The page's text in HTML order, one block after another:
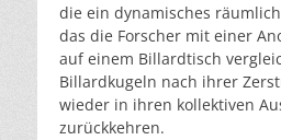
die ein dynamisches
das die Forscher mit einer
auf einem Billardtisch
Billardkugeln nach ihrer
wieder in ihren kollektiven
zurückkehren.